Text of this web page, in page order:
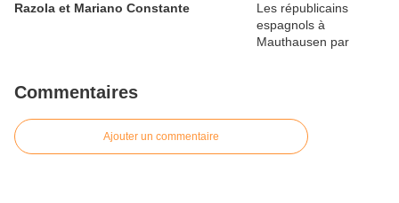
Razola et Mariano Constante
Commentaires
Ajouter un commentaire